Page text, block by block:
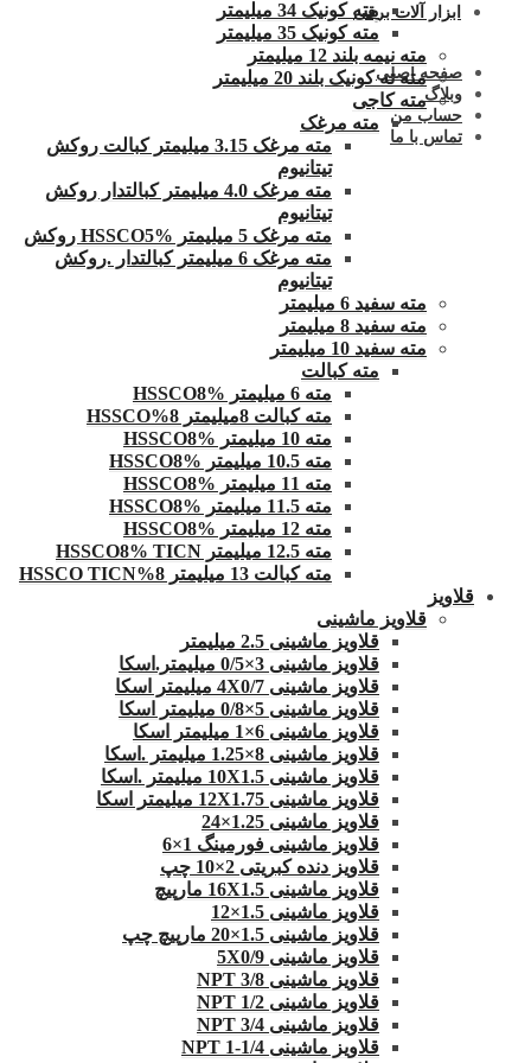
ابزار آلات برقی
صفحه اصلی
وبلاگ
حساب من
تماس با ما
مته کونیک 34 میلیمتر
مته کونیک 35 میلیمتر
مته نیمه بلند 12 میلیمتر
مته ته کونیک بلند 20 میلیمتر
مته کاجی
مته مرغک
مته مرغک 3.15 میلیمتر کبالت روکش
تیتانیوم
مته مرغک 4.0 میلیمتر کبالتدار روکش
تیتانیوم
مته مرغک 5 میلیمتر HSSCO5% روکش
مته مرغک 6 میلیمتر کبالتدار .روکش
تیتانیوم
مته سفید 6 میلیمتر
مته سفید 8 میلیمتر
مته سفید 10 میلیمتر
مته کبالت
مته 6 میلیمتر HSSCO8%
مته کبالت 8میلیمتر 8%HSSCO
مته 10 میلیمتر HSSCO8%
مته 10.5 میلیمتر HSSCO8%
مته 11 میلیمتر HSSCO8%
مته 11.5 میلیمتر HSSCO8%
مته 12 میلیمتر HSSCO8%
مته 12.5 میلیمتر HSSCO8% TICN
مته کبالت 13 میلیمتر 8%HSSCO TICN
قلاویز
قلاویز ماشینی
قلاویز ماشینی 2.5 میلیمتر
قلاویز ماشینی 3×0/5 میلیمتر.اسکا
قلاویز ماشینی 4X0/7 میلیمتر اسکا
قلاویز ماشینی 5×0/8 میلیمتر اسکا
قلاویز ماشینی 6×1 میلیمتر اسکا
قلاویز ماشینی 8×1.25 میلیمتر .اسکا
قلاویز ماشینی 10X1.5 میلیمتر .اسکا
قلاویز ماشینی 12X1.75 میلیمتر اسکا
قلاویز ماشینی 1.25×24
قلاویز ماشینی فورمینگ 1×6
قلاویز دنده کبریتی 2×10 چپ
قلاویز ماشینی 16X1.5 مارپیچ
قلاویز ماشینی 1.5×12
قلاویز ماشینی 1.5×20 مارپیچ چپ
قلاویز ماشینی 5X0/9
قلاویز ماشینی 3/8 NPT
قلاویز ماشینی 1/2 NPT
قلاویز ماشینی 3/4 NPT
قلاویز ماشینی 1/4-1 NPT